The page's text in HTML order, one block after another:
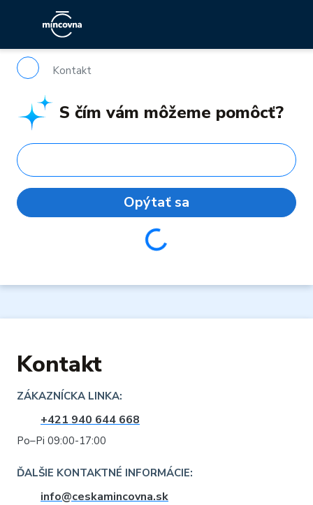
Kontakt
S čím vám môžeme pomôcť?
Opýtať sa
Loading...
Kontakt
ZÁKAZNÍCKA LINKA:
+421 940 644 668
Po–Pi 09:00-17:00
ĎALŠIE KONTAKTNÉ INFORMÁCIE:
info@ceskamincovna.sk